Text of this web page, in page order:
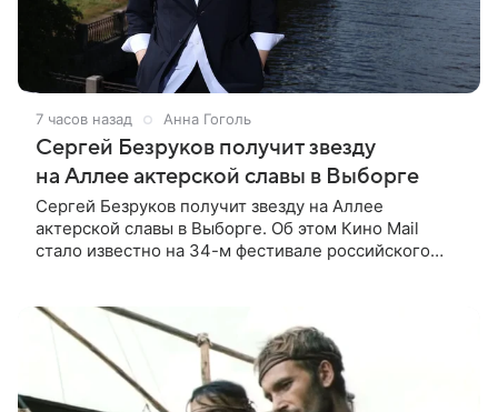
7 часов назад Анна Гоголь
Сергей Безруков получит звезду
на Аллее актерской славы в Выборге
Сергей Безруков получит звезду на Аллее
актерской славы в Выборге. Об этом Кино Mail
стало известно на 34-м фестивале российского